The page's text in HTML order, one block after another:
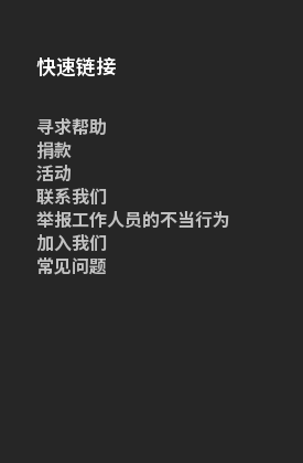
快速链接
寻求帮助
捐款
活动
联系我们
举报工作人员的不当行为
加入我们
常见问题